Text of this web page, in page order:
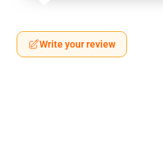
Write your review